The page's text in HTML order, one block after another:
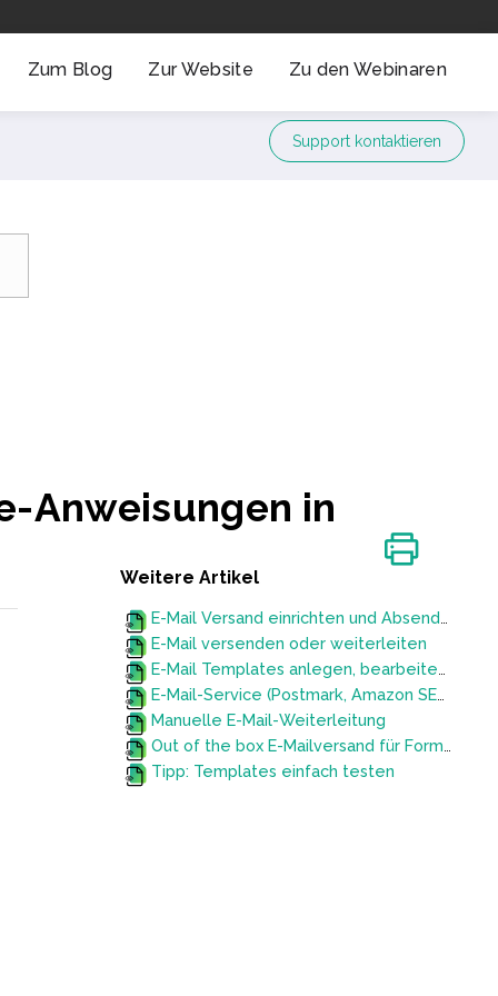
Zum Blog Zur Website Zu den Webinaren
Support kontaktieren
Anweisungen in
Weitere Artikel
E-Mail versenden oder weiterleiten
Manuelle E-Mail-Weiterleitung
Tipp: Templates einfach testen